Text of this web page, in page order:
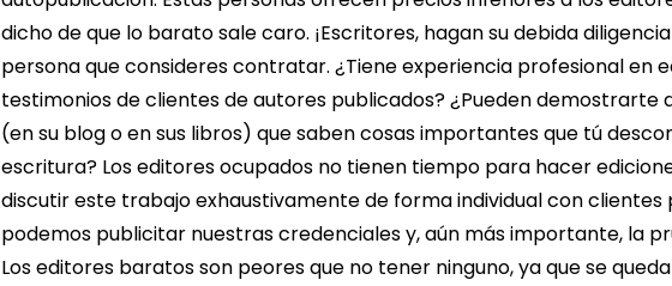
dicho de que lo barato sale caro. ¡Escritores, hagan su debida
persona que consideres contratar. ¿Tiene experiencia profesional en
testimonios de clientes de autores publicados? ¿Pueden
(en su blog o en sus libros) que saben cosas importantes que tú
escritura? Los editores ocupados no tienen tiempo para hacer
discutir este trabajo exhaustivamente de forma individual con
podemos publicitar nuestras credenciales y, aún más importante, la
Los editores baratos son peores que no tener ninguno, ya que se